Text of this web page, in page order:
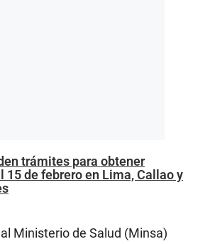
trámites para obtener
15 de febrero en Lima, Callao y
Ministerio de Salud (Minsa)